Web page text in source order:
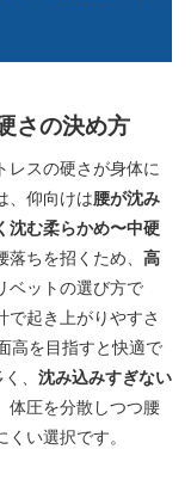
さの決め方
レスの硬さが身体に
、仰向けは腰が沈み
沈む柔らかめ〜中硬
ちを招くため、 高
ベットの選び方で
で起き上がりやすさ
高を目指すと快適で
、 沈み込みすぎない
体圧を分散しつつ腰
い選択です。